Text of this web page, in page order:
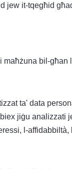
it-tqegħid
maħżuna bil-
ta' data
jiġu
l-